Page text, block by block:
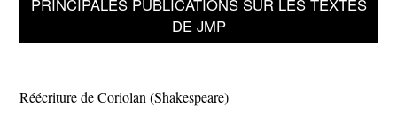
PRINCIPALES PUBLICATIONS SUR LES TEXTES
DE JMP
Réécriture de Coriolan (Shakespeare)